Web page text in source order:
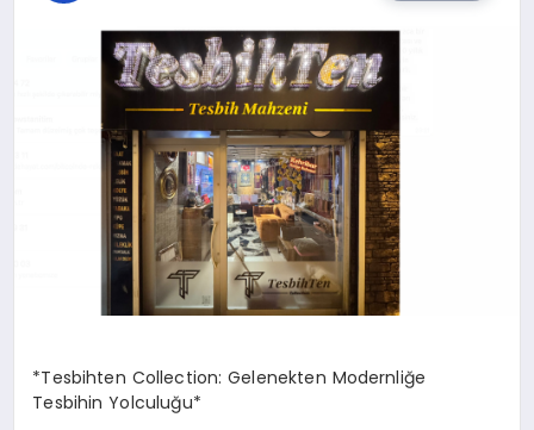
*Tesbihten Collection: Gelenekten Modernliğe
Tesbihin Yolculuğu*